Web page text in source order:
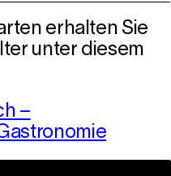
erhalten Sie
unter diesem
–